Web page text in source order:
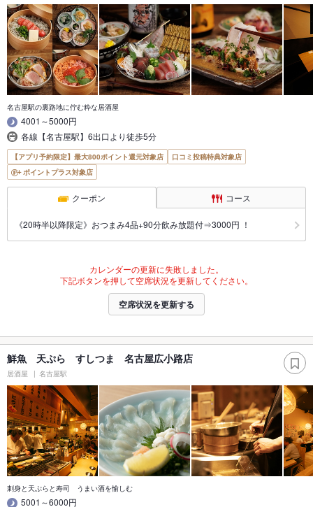
名古屋駅の裏路地に佇む粋な居酒屋
4001～5000円
各線【名古屋駅】6出口より徒歩5分
【アプリ予約限定】最大800ポイント還元対象店
口コミ投稿特典対象店
ポイントプラス対象店
クーポン コース
《20時半以降限定》おつまみ4品+90分飲み放題付⇒3000円 ！
カレンダーの更新に失敗しました。
下記ボタンを押して空席状況を更新してください。
空席状況を更新する
鮮魚 天ぷら すしつま 名古屋広小路店
居酒屋 名古屋駅
刺身と天ぷらと寿司 うまい酒を愉しむ
5001～6000円